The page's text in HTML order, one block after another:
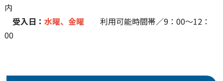
内
受入日： 水曜、金曜利用可能時間帯／9：00～12：
00